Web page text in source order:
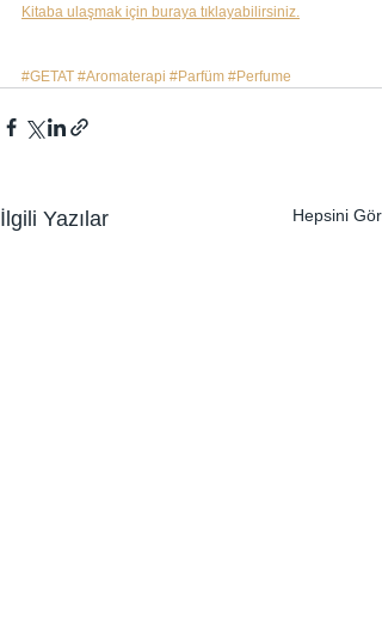
Kitaba ulaşmak için buraya tıklayabilirsiniz.
#GETAT #Aromaterapi #Parfüm #Perfume
İlgili Yazılar Hepsini Gör